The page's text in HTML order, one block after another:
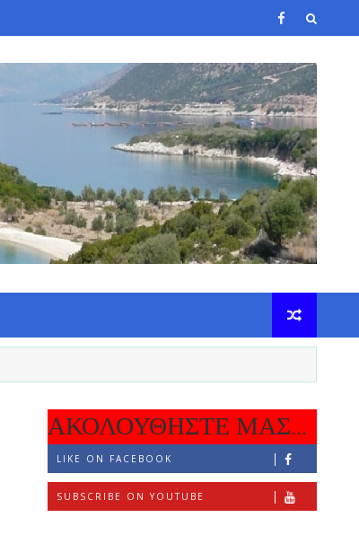
ΑΚΟΛΟΥΘΗΣΤΕ ΜΑΣ...
LIKE ON FACEBOOK
SUBSCRIBE ON YOUTUBE